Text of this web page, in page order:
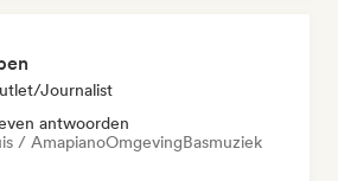
Journalist
antwoorden
/ AmapianoOmgevingBasmuziek